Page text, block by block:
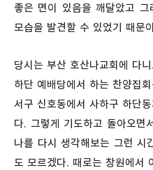
좋은 면이 있음을 깨달았고
모습을 발견할 수 있었기 때문
당시는 부산 호산나교회에 다
하단 예배당에서 하는 찬양집
서구 신호동에서 사하구 하단
다. 그렇게 기도하고 돌아오면
나를 다시 생각해보는 그런 시
도 모르겠다. 때로는 창원에서